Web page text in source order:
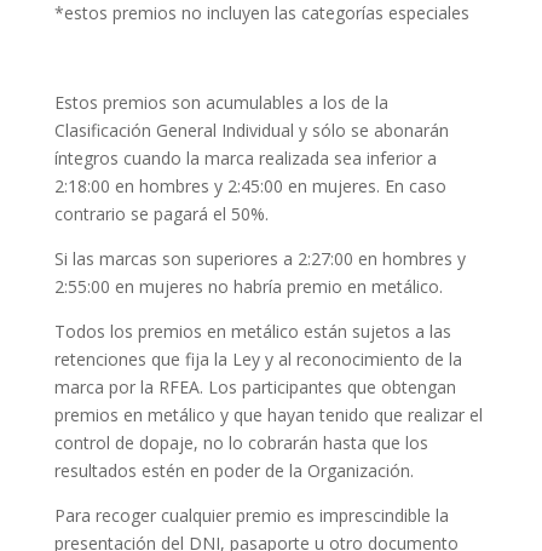
*estos premios no incluyen las categorías especiales
Estos premios son acumulables a los de la
Clasificación General Individual y sólo se abonarán
íntegros cuando la marca realizada sea inferior a
2:18:00 en hombres y 2:45:00 en mujeres. En caso
contrario se pagará el 50%.
Si las marcas son superiores a 2:27:00 en hombres y
2:55:00 en mujeres no habría premio en metálico.
Todos los premios en metálico están sujetos a las
retenciones que fija la Ley y al reconocimiento de la
marca por la RFEA. Los participantes que obtengan
premios en metálico y que hayan tenido que realizar el
control de dopaje, no lo cobrarán hasta que los
resultados estén en poder de la Organización.
Para recoger cualquier premio es imprescindible la
presentación del DNI, pasaporte u otro documento